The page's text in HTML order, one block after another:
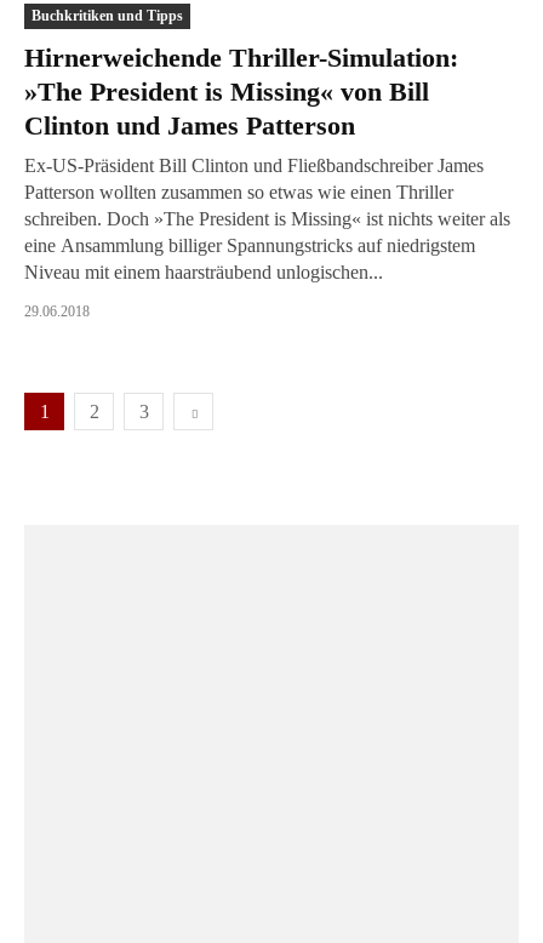
Buchkritiken und Tipps
Hirnerweichende Thriller-Simulation:
»The President is Missing« von Bill
Clinton und James Patterson
Ex-US-Präsident Bill Clinton und Fließbandschreiber James
Patterson wollten zusammen so etwas wie einen Thriller
schreiben. Doch »The President is Missing« ist nichts weiter als
eine Ansammlung billiger Spannungstricks auf niedrigstem
Niveau mit einem haarsträubend unlogischen...
29.06.2018
1 2 3